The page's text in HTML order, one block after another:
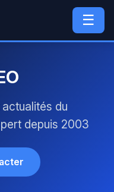
☰
du
depuis 2003